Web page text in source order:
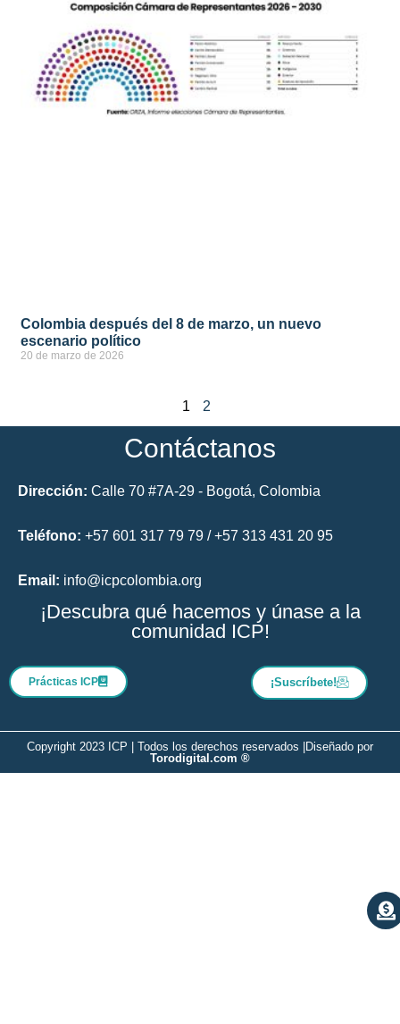
Colombia después del 8 de marzo, un nuevo
escenario político
20 de marzo de 2026
1 2
Contáctanos
Dirección: Calle 70 #7A-29 - Bogotá, Colombia
Teléfono: +57 601 317 79 79 / +57 313 431 20 95
Email: info@icpcolombia.org
¡Descubra qué hacemos y únase a la
comunidad ICP!
Prácticas ICP ¡Suscríbete!
Copyright 2023 ICP | Todos los derechos reservados |
Diseñado por
Torodigital.com ®